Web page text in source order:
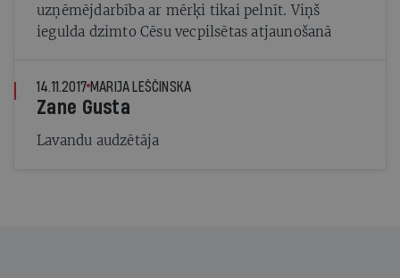
uzņēmējdarbība ar mērķi tikai pelnīt. Viņš
iegulda dzimto Cēsu vecpilsētas atjaunošanā
14.11.2017 MARIJA LEŠČINSKA
Zane Gusta
Lavandu audzētāja